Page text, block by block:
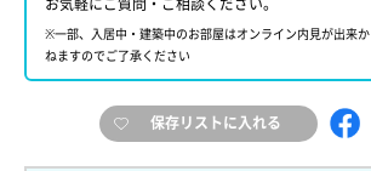
お気軽にご質問・ご相談ください。
※一部、入居中・建築中のお部屋はオンライン内見が出来か
ねますのでご了承ください
保存リストに入れる